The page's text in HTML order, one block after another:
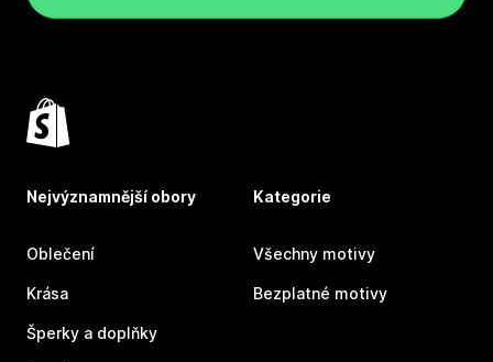
Nejvýznamnější obory
Oblečení
Krása
Šperky a doplňky
Kategorie
Všechny motivy
Bezplatné motivy